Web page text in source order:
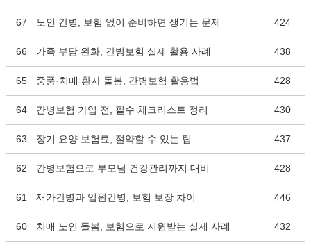
67 노인 간병, 보험 없이 준비하면 생기는 문제 424
66 가족 부담 완화, 간병보험 실제 활용 사례 438
65 중풍·치매 환자 돌봄, 간병보험 활용법 428
64 간병보험 가입 전, 필수 체크리스트 정리 430
63 장기 요양 보험료, 절약할 수 있는 팁 437
62 간병보험으로 부모님 건강관리까지 대비 428
61 재가간병과 입원간병, 보험 보장 차이 446
60 치매 노인 돌봄, 보험으로 지원받는 실제 사례 432